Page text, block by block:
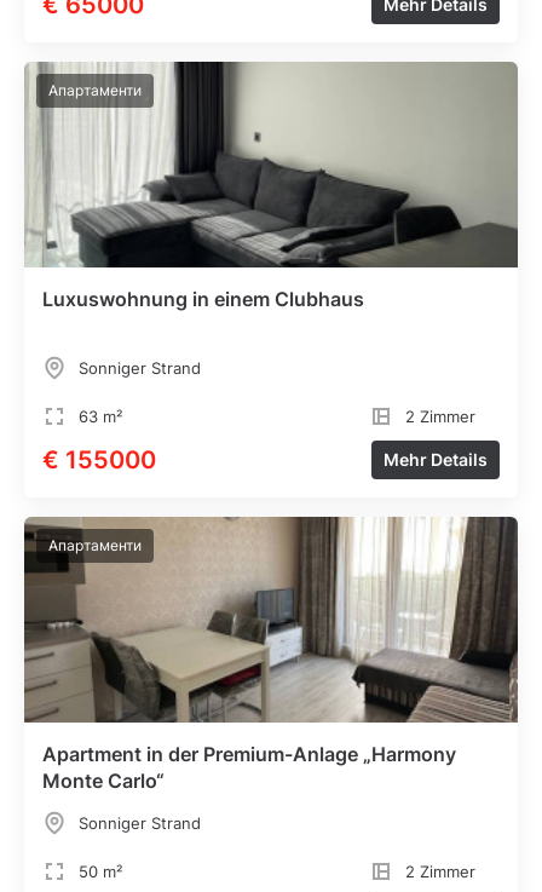
Mehr Details
Апартаменти
Luxuswohnung in einem Clubhaus
Sonniger Strand
63 m² 2 Zimmer
€ 155000 Mehr Details
Апартаменти
Apartment in der Premium-Anlage „Harmony
Monte Carlo“
Sonniger Strand
50 m² 2 Zimmer